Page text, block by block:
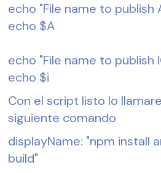
echo "File name to publish
echo $A
echo "File name to publish
echo $i
Con el script listo lo
siguiente comando
displayName: "npm install
build"